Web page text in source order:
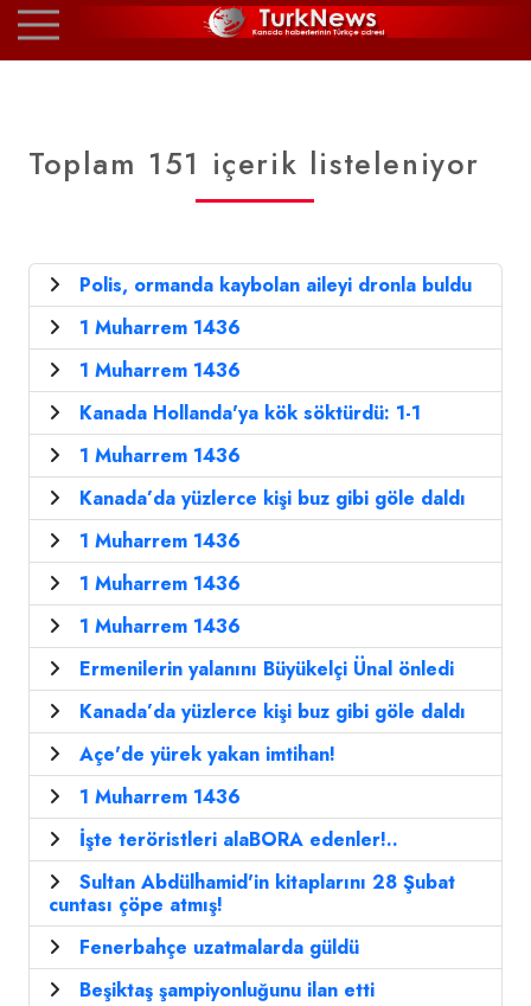
Toplam 151 içerik listeleniyor
Polis, ormanda kaybolan aileyi dronla buldu
1 Muharrem 1436
1 Muharrem 1436
Kanada Hollanda'ya kök söktürdü: 1-1
1 Muharrem 1436
Kanada’da yüzlerce kişi buz gibi göle daldı
1 Muharrem 1436
1 Muharrem 1436
1 Muharrem 1436
Ermenilerin yalanını Büyükelçi Ünal önledi
Kanada’da yüzlerce kişi buz gibi göle daldı
Açe'de yürek yakan imtihan!
1 Muharrem 1436
İşte teröristleri alaBORA edenler!..
Sultan Abdülhamid'in kitaplarını 28 Şubat
cuntası çöpe atmış!
Fenerbahçe uzatmalarda güldü
Beşiktaş şampiyonluğunu ilan etti